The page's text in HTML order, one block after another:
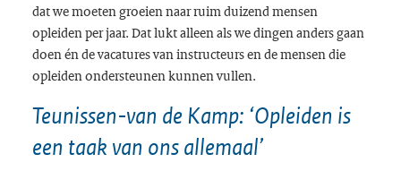
dat we moeten groeien naar ruim duizend mensen
opleiden per jaar. Dat lukt alleen als we dingen anders gaan
doen én de vacatures van instructeurs en de mensen die
opleiden ondersteunen kunnen vullen.
Teunissen-van de Kamp: ‘Opleiden is
een taak van ons allemaal’